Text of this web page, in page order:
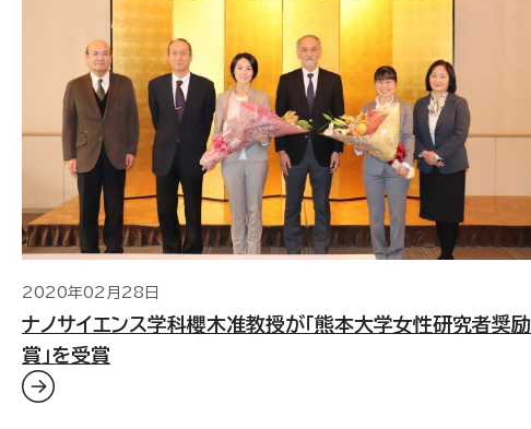
2020年02月28日
ナノサイエンス学科櫻木准教授が「熊本大学女性研究者奨励
賞」を受賞